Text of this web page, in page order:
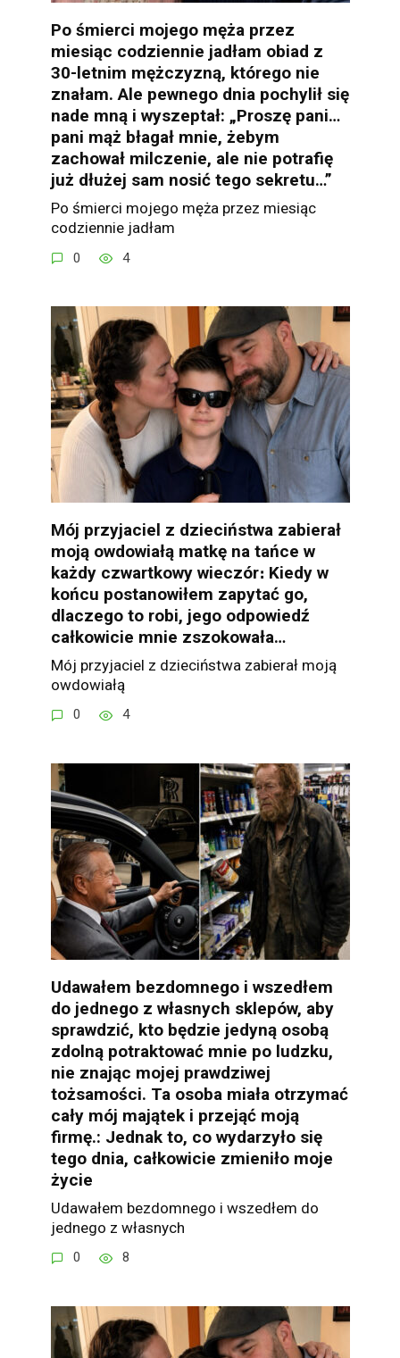
Po śmierci mojego męża przez
miesiąc codziennie jadłam obiad z
30-letnim mężczyzną, którego nie
znałam. Ale pewnego dnia pochylił się
nade mną i wyszeptał: „Proszę pani…
pani mąż błagał mnie, żebym
zachował milczenie, ale nie potrafię
już dłużej sam nosić tego sekretu…”
Po śmierci mojego męża przez miesiąc
codziennie jadłam
0 4
Mój przyjaciel z dzieciństwa zabierał
moją owdowiałą matkę na tańce w
każdy czwartkowy wieczór։ Kiedy w
końcu postanowiłem zapytać go,
dlaczego to robi, jego odpowiedź
całkowicie mnie zszokowała…
Mój przyjaciel z dzieciństwa zabierał moją
owdowiałą
0 4
Udawałem bezdomnego i wszedłem
do jednego z własnych sklepów, aby
sprawdzić, kto będzie jedyną osobą
zdolną potraktować mnie po ludzku,
nie znając mojej prawdziwej
tożsamości. Ta osoba miała otrzymać
cały mój majątek i przejąć moją
firmę.: Jednak to, co wydarzyło się
tego dnia, całkowicie zmieniło moje
życie
Udawałem bezdomnego i wszedłem do
jednego z własnych
0 8